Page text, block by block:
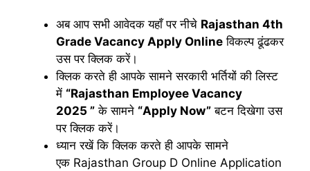
अब आप सभी आवेदक यहाँ पर नीचे Rajasthan 4th
Grade Vacancy Apply Online विकल्प ढूंढकर
उस पर क्लिक करें।
क्लिक करते ही आपके सामने सरकारी भर्तियों की लिस्ट
में “Rajasthan Employee Vacancy
2025 ” के सामने “Apply Now” बटन दिखेगा उस
पर क्लिक करें।
ध्यान रखें कि क्लिक करते ही आपके सामने
एक Rajasthan Group D Online Application